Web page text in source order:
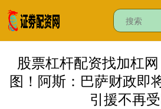
股票杠杆配资找加杠
图！阿斯：巴萨财政即
引援不再